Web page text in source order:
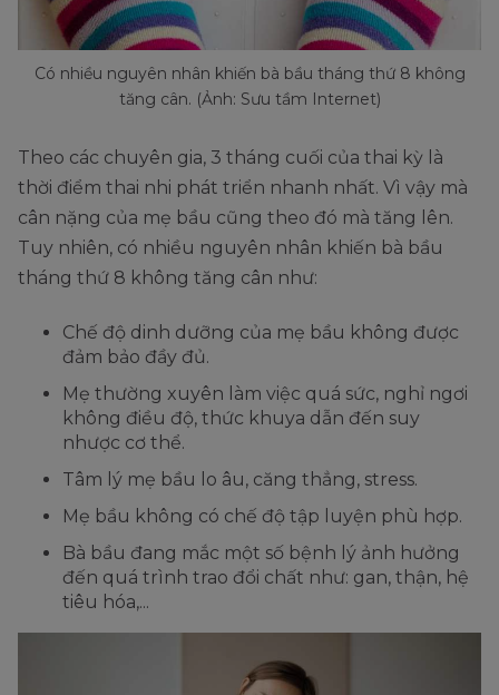
Có nhiều nguyên nhân khiến bà bầu tháng thứ 8 không
tăng cân. (Ảnh: Sưu tầm Internet)
Theo các chuyên gia, 3 tháng cuối của thai kỳ là
thời điểm thai nhi phát triển nhanh nhất. Vì vậy mà
cân nặng của mẹ bầu cũng theo đó mà tăng lên.
Tuy nhiên, có nhiều nguyên nhân khiến bà bầu
tháng thứ 8 không tăng cân như:
Chế độ dinh dưỡng của mẹ bầu không được
đảm bảo đầy đủ.
Mẹ thường xuyên làm việc quá sức, nghỉ ngơi
không điều độ, thức khuya dẫn đến suy
nhược cơ thể.
Tâm lý mẹ bầu lo âu, căng thẳng, stress.
Mẹ bầu không có chế độ tập luyện phù hợp.
Bà bầu đang mắc một số bệnh lý ảnh hưởng
đến quá trình trao đổi chất như: gan, thận, hệ
tiêu hóa,...